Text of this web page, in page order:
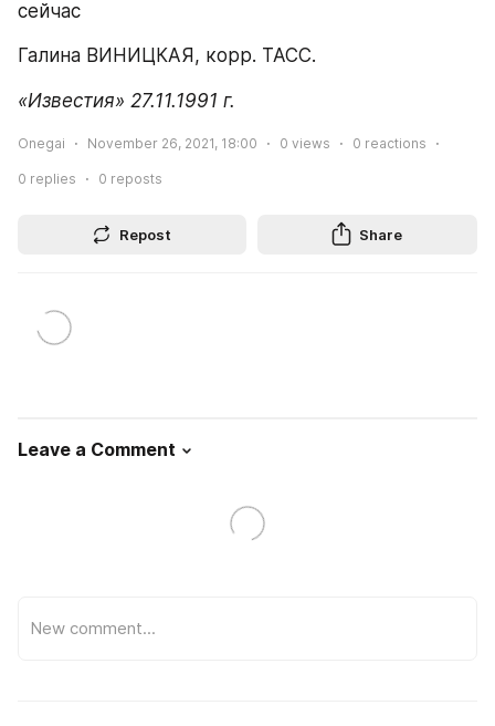
сейчас
Галина ВИНИЦКАЯ, корр. ТАСС.
«Известия» 27.11.1991 г.
Onegai November 26, 2021, 18:00 0 views 0 reactions
0 replies 0 reposts
Repost Share
Leave a Comment